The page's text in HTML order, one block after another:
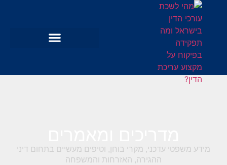
מידע משפטי עדכני, מקרי בוחן, וטיפים מעשיים בתחום דיני
ההגירה, האזרחות והמשפחה